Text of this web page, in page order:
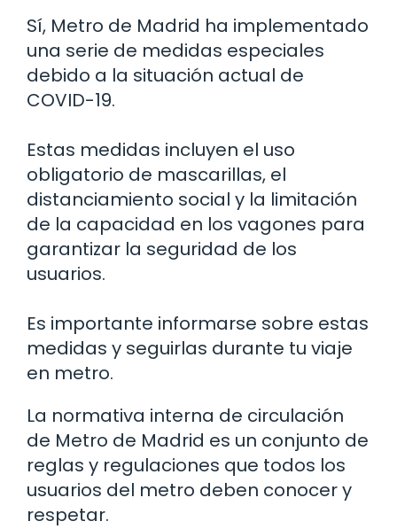
Sí, Metro de Madrid ha implementado
una serie de medidas especiales
debido a la situación actual de
COVID-19.
Estas medidas incluyen el uso
obligatorio de mascarillas, el
distanciamiento social y la limitación
de la capacidad en los vagones para
garantizar la seguridad de los
usuarios.
Es importante informarse sobre estas
medidas y seguirlas durante tu viaje
en metro.
La normativa interna de circulación
de Metro de Madrid es un conjunto de
reglas y regulaciones que todos los
usuarios del metro deben conocer y
respetar.